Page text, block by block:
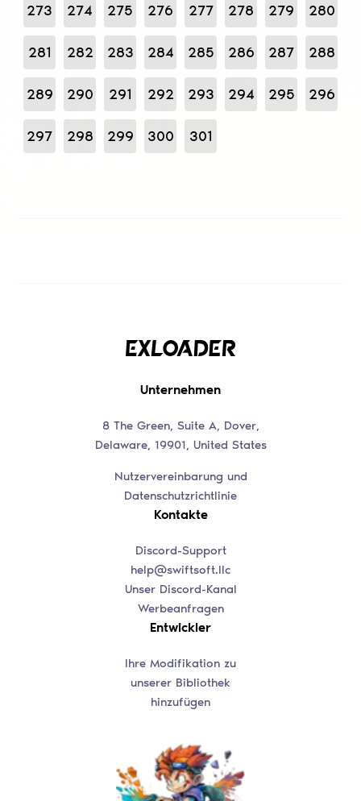
273 274 275 276 277 278 279 280
281 282 283 284 285 286 287 288
289 290 291 292 293 294 295 296
297 298 299 300 301
Unternehmen
8 The Green, Suite A, Dover,
Delaware, 19901, United States
Nutzervereinbarung und
Datenschutzrichtlinie
Kontakte
Discord-Support
help@swiftsoft.llc
Unser Discord-Kanal
Werbeanfragen
Entwickler
Ihre Modifikation zu
unserer Bibliothek
hinzufügen